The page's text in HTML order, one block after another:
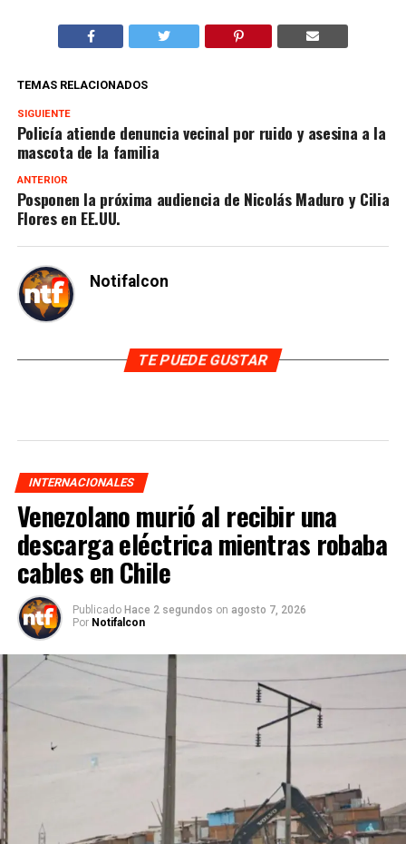
TEMAS RELACIONADOS
SIGUIENTE
Policía atiende denuncia vecinal por ruido y asesina a la
mascota de la familia
ANTERIOR
Posponen la próxima audiencia de Nicolás Maduro y Cilia
Flores en EE.UU.
Notifalcon
TE PUEDE GUSTAR
INTERNACIONALES
Venezolano murió al recibir una
descarga eléctrica mientras robaba
cables en Chile
Publicado Hace 2 segundos on agosto 7, 2026
Por Notifalcon